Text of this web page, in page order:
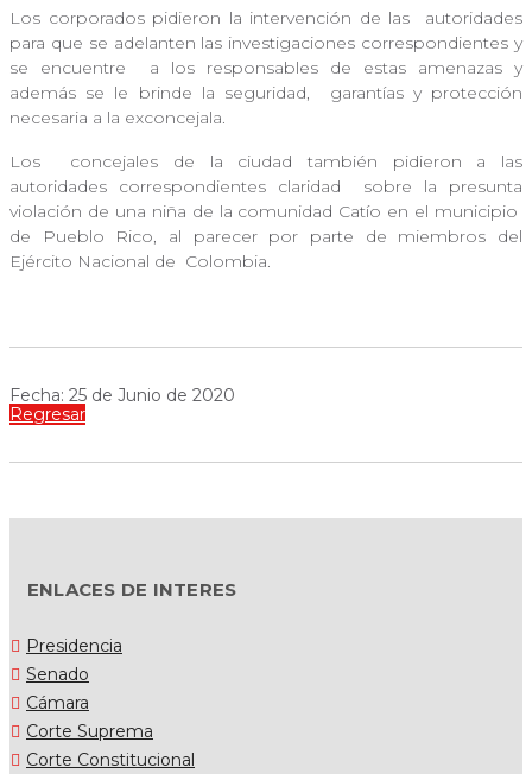
Los corporados pidieron la intervención de las
autoridades
para que se adelanten las investigaciones correspondientes y
se encuentre
a los responsables de estas amenazas y
además se le brinde la seguridad,
garantías y protección
necesaria a la exconcejala.
Los
concejales de la ciudad también pidieron a las
autoridades correspondientes claridad
sobre la presunta
violación de una niña de la comunidad Catío en el municipio
de Pueblo Rico, al parecer por parte de miembros del
Ejército Nacional de Colombia.
Fecha: 25 de Junio de 2020
Regresar
ENLACES DE INTERES
Presidencia
Senado
Cámara
Corte Suprema
Corte Constitucional